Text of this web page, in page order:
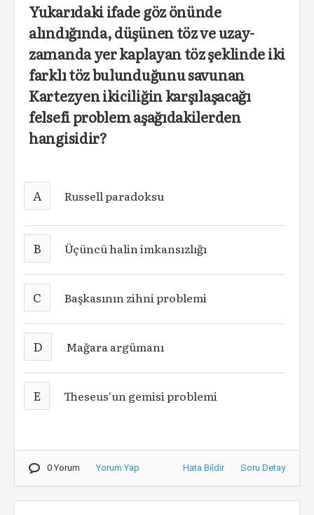
Yukarıdaki ifade göz önünde
alındığında, düşünen töz ve uzay-
zamanda yer kaplayan töz şeklinde iki
farklı töz bulunduğunu savunan
Kartezyen ikiciliğin karşılaşacağı
felsefi problem aşağıdakilerden
hangisidir?
A Russell paradoksu
B Üçüncü halin imkansızlığı
C Başkasının zihni problemi
D Mağara argümanı
E Theseus'un gemisi problemi
0 Yorum Yorum Yap Hata Bildir Soru Detay